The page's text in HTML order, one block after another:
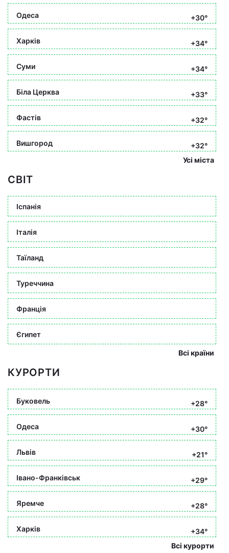
Одеса +30°
Харків +34°
Суми +34°
Біла Церква +33°
Фастів +32°
Вишгород
+32°
Усі міста
СВІТ
Іспанія
Італія
Таїланд
Туреччина
Франція
Єгипет
Всі країни
КУРОРТИ
Буковель +28°
Одеса +30°
Львів +21°
Івано-Франківськ +29°
Яремче +28°
Харків
+34°
Всі курорти